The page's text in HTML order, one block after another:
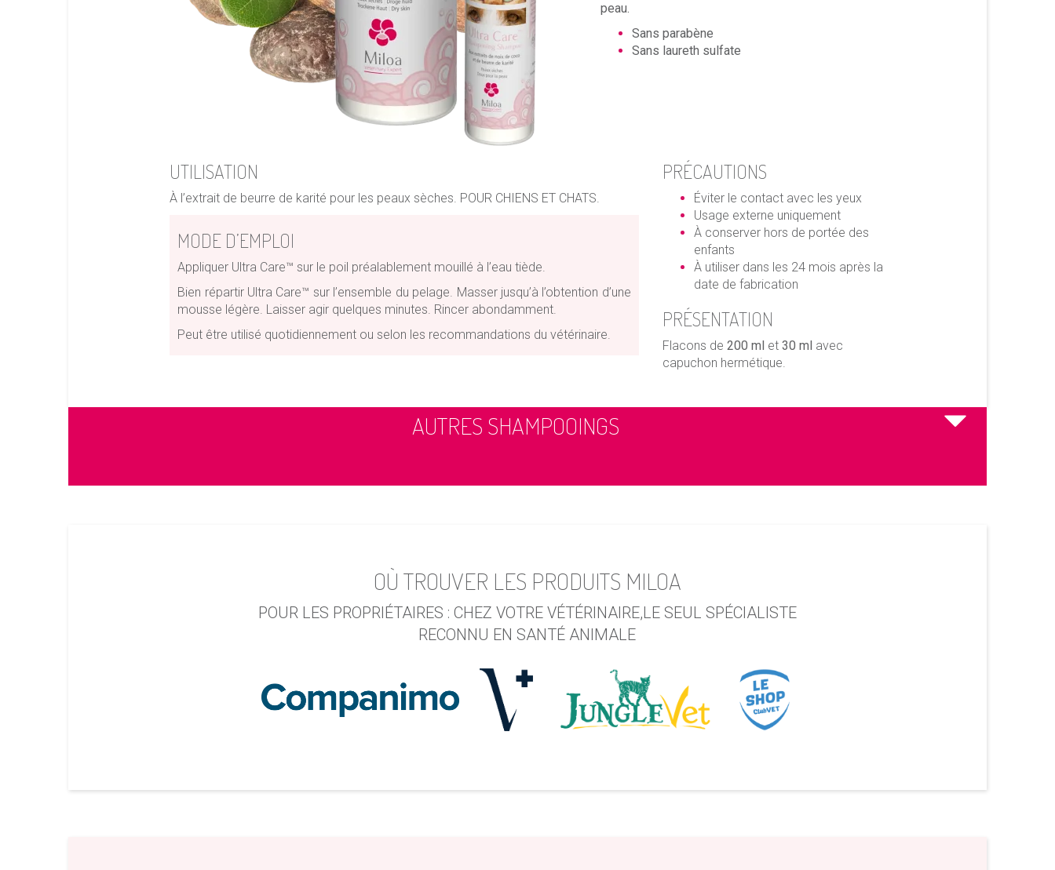
peau.
Sans parabène
Sans laureth sulfate
UTILISATION
À l’extrait de beurre de karité pour les peaux sèches. POUR CHIENS ET CHATS.
MODE D’EMPLOI
Appliquer Ultra Care™ sur le poil préalablement mouillé à l’eau tiède.
Bien répartir Ultra Care™ sur l’ensemble du pelage. Masser jusqu’à l’obtention d’une
mousse légère. Laisser agir quelques minutes. Rincer abondamment.
Peut être utilisé quotidiennement ou selon les recommandations du vétérinaire.
PRÉCAUTIONS
Éviter le contact avec les yeux
Usage externe uniquement
À conserver hors de portée des
enfants
À utiliser dans les 24 mois après la
date de fabrication
PRÉSENTATION
Flacons de 200 ml et 30 ml avec
capuchon hermétique.
AUTRES SHAMPOOINGS
OÙ TROUVER LES PRODUITS MILOA
POUR LES PROPRIÉTAIRES : CHEZ VOTRE VÉTÉRINAIRE,LE SEUL SPÉCIALISTE
RECONNU EN SANTÉ ANIMALE